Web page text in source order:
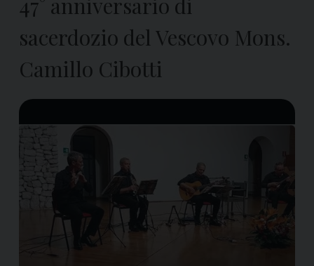
47° anniversario di
sacerdozio del Vescovo Mons.
Camillo Cibotti